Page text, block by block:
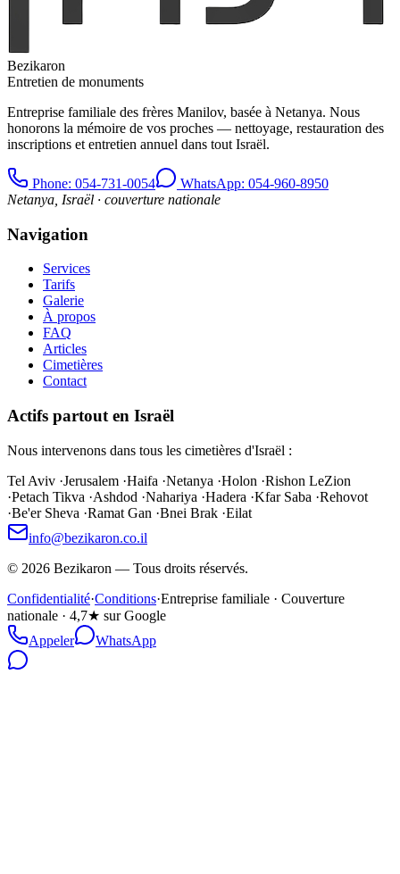
Bezikaron
Entretien de monuments
Entreprise familiale des frères Manilov, basée à Netanya. Nous
honorons la mémoire de vos proches — nettoyage, restauration des
inscriptions et entretien annuel dans tout Israël.
Phone: 054-731-0054
WhatsApp: 054-960-8950
Netanya, Israël · couverture nationale
Navigation
Services
Tarifs
Galerie
À propos
FAQ
Articles
Cimetières
Contact
Actifs partout en Israël
Nous intervenons dans tous les cimetières d'Israël :
Tel Aviv ·Jerusalem ·Haifa ·Netanya ·Holon ·Rishon LeZion
·Petach Tikva ·Ashdod ·Nahariya ·Hadera ·Kfar Saba ·Rehovot
·Be'er Sheva ·Ramat Gan ·Bnei Brak ·Eilat
info@bezikaron.co.il
© 2026 Bezikaron — Tous droits réservés.
Confidentialité·Conditions·Entreprise familiale · Couverture
nationale · 4,7★ sur Google
Appeler
WhatsApp